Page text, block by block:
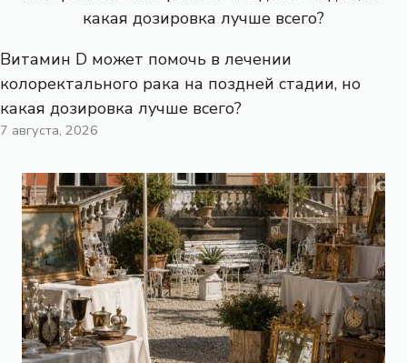
Витамин D может помочь в лечении
колоректального рака на поздней стадии, но
какая дозировка лучше всего?
7 августа, 2026